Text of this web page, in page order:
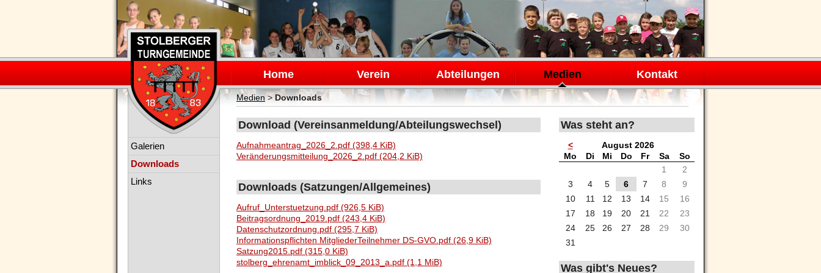
Navigation
überspringen
Home Verein Abteilungen Medien Kontakt
Medien>Downloads
Download (Vereinsanmeldung/Abteilungswechsel)
Aufnahmeantrag_2026_2.pdf (398,4 KiB)
Veränderungsmitteilung_2026_2.pdf (204,2 KiB)
Downloads (Satzungen/Allgemeines)
Aufruf_Unterstuetzung.pdf (926,5 KiB)
Beitragsordnung_2019.pdf (243,4 KiB)
Datenschutzordnung.pdf (295,7 KiB)
Informationspflichten MitgliederTeilnehmer DS-GVO.pdf (26,9 KiB)
Satzung2015.pdf (315,0 KiB)
stolberg_ehrenamt_imblick_09_2013_a.pdf (1,1 MiB)
Navigation
Galerien
Downloads
Links
Was steht an?
<
August 2026
Mo ntag
Di enstag
Mi ttwoch
Donnerstag
Freitag
Samstag
Sonntag
1
2
3
4 5 6 7 8
9
10
11 12 13 14 15
16
17
18 19 20 21 22
23
24
25 26 27 28 29
30
31
Was gibt's Neues?